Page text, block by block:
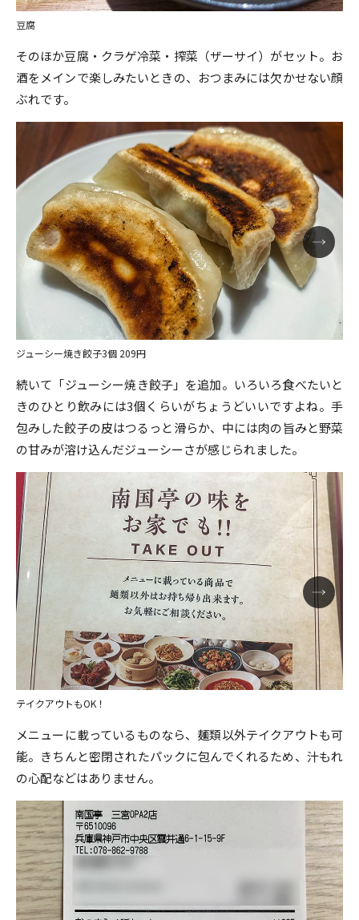
豆腐
そのほか豆腐・クラゲ冷菜・搾菜（ザーサイ）がセット。お
酒をメインで楽しみたいときの、おつまみには欠かせない顔
ぶれです。
ジューシー焼き餃子3個 209円
続いて「ジューシー焼き餃子」を追加。いろいろ食べたいと
きのひとり飲みには3個くらいがちょうどいいですよね。手
包みした餃子の皮はつるっと滑らか、中には肉の旨みと野菜
の甘みが溶け込んだジューシーさが感じられました。
テイクアウトもOK！
メニューに載っているものなら、麺類以外テイクアウトも可
能。きちんと密閉されたパックに包んでくれるため、汁もれ
の心配などはありません。